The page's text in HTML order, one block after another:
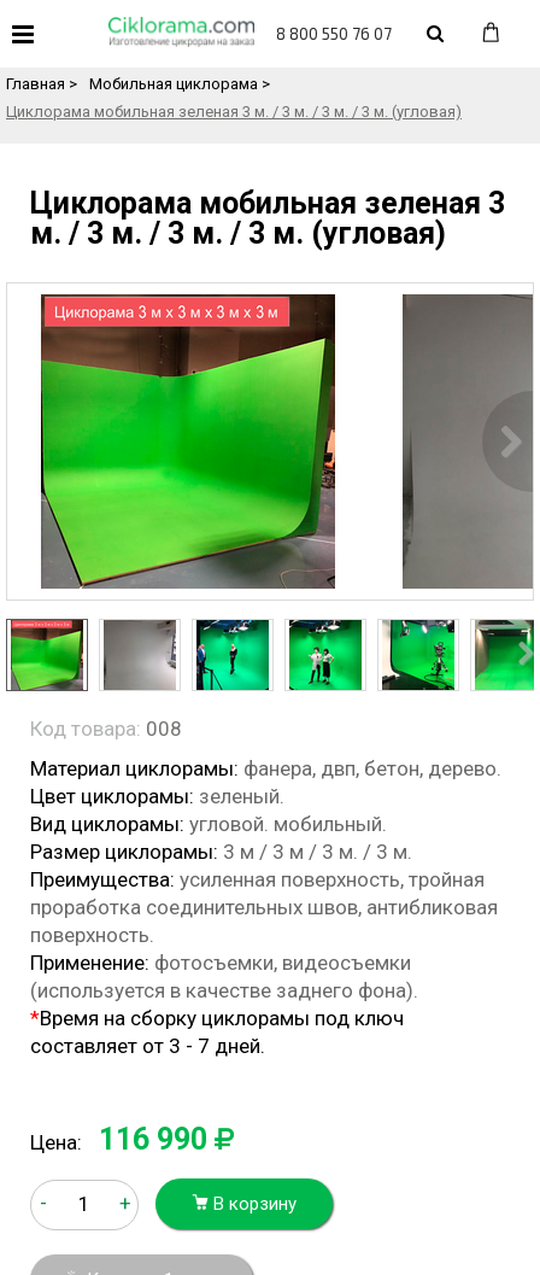
8 800 550 76 07
Назад в каталог товаров
Главная > Мобильная циклорама >
Циклорама мобильная зеленая 3 м. / 3 м. / 3 м. / 3 м. (угловая)
Циклорама мобильная зеленая 3
м. / 3 м. / 3 м. / 3 м. (угловая)
Код товара: 008
Материал циклорамы: фанера, двп, бетон, дерево.
Цвет циклорамы: зеленый.
Вид циклорамы: угловой. мобильный.
Размер циклорамы: 3 м / 3 м / 3 м. / 3 м.
Преимущества: усиленная поверхность, тройная
проработка соединительных швов, антибликовая
поверхность.
Применение: фотосъемки, видеосъемки
(используется в качестве заднего фона).
*Время на сборку циклорамы под ключ
составляет от 3 - 7 дней.
Цена: 116 990
- + В корзину